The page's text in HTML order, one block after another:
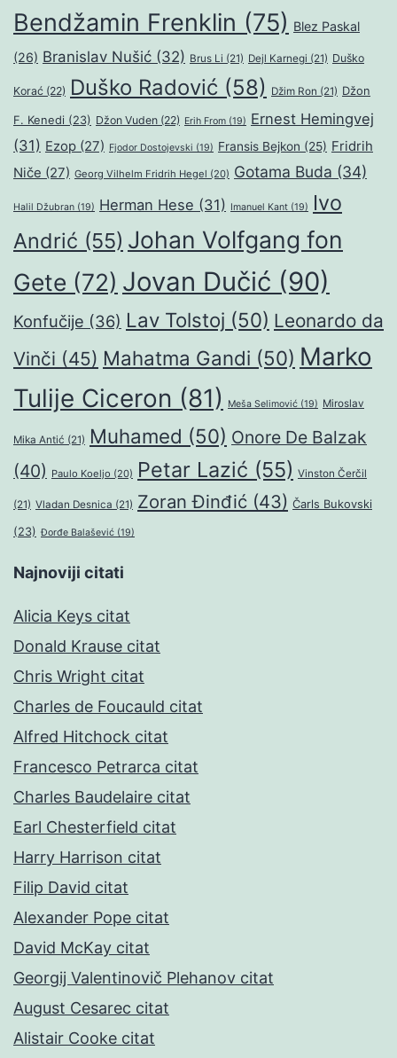
Bendžamin Frenklin (75) Blez Paskal
(26) Branislav Nušić (32) Brus Li (21) Dejl Karnegi (21) Duško
Korać (22) Duško Radović (58) Džim Ron (21) Džon
F. Kenedi (23) Džon Vuden (22) Erih From (19) Ernest Hemingvej
(31) Ezop (27) Fjodor Dostojevski (19) Fransis Bejkon (25) Fridrih
Niče (27) Georg Vilhelm Fridrih Hegel (20) Gotama Buda (34)
Halil Džubran (19) Herman Hese (31) Imanuel Kant (19)
Ivo
Andrić (55) Johan Volfgang fon
Gete (72) Jovan Dučić (90)
Konfučije (36) Lav Tolstoj (50) Leonardo da
Vinči (45) Mahatma Gandi (50) Marko
Tulije Ciceron (81) Meša Selimović (19) Miroslav
Mika Antić (21) Muhamed (50) Onore De Balzak
(40) Paulo Koeljo (20) Petar Lazić (55) Vinston Čerčil
(21) Vladan Desnica (21) Zoran Đinđić (43) Čarls Bukovski
(23) Đorđe Balašević (19)
Najnoviji citati
Alicia Keys citat
Donald Krause citat
Chris Wright citat
Charles de Foucauld citat
Alfred Hitchock citat
Francesco Petrarca citat
Charles Baudelaire citat
Earl Chesterfield citat
Harry Harrison citat
Filip David citat
Alexander Pope citat
David McKay citat
Georgij Valentinovič Plehanov citat
August Cesarec citat
Alistair Cooke citat